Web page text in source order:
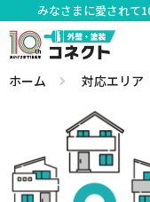
みなさまに愛されて
ホーム 対応エリア